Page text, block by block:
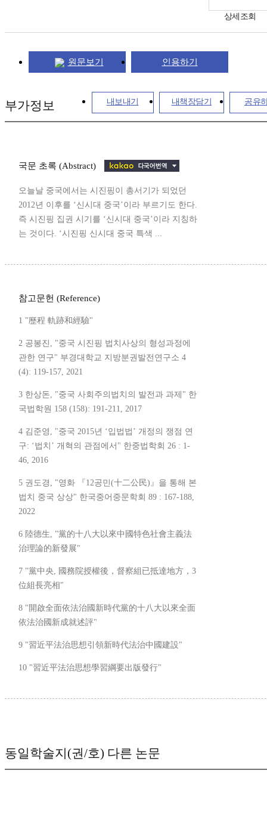
상세조회
원문보기 인용하기
내보내기 내책장담기 공유
부가정보
국문 초록 (Abstract)
오늘날 중국에서는 시진핑이 총서기가 되었던
2012년 이후를 ‘신시대 중국’이라 부르기도 한다.
즉 시진핑 집권 시기를 ‘신시대 중국’이라 지칭하
는 것이다. ‘시진핑 신시대 중국 특색 ...
참고문헌 (Reference)
1 "歷程 軌跡和經驗"
2 공봉진, "중국 시진핑 법치사상의 형성과정에
관한 연구" 부경대학교 지방분권발전연구소 4
(4): 119-157, 2021
3 한상돈, "중국 사회주의법치의 발전과 과제" 한
국법학원 158 (158): 191-211, 2017
4 김준영, "중국 2015년 ‘입법법’ 개정의 쟁점 연
구: ‘법치’ 개혁의 관점에서" 한중법학회 26 : 1-
46, 2016
5 권도경, "영화 『12공민(十二公民)』을 통해 본
법치 중국 상상" 한국중어중문학회 89 : 167-188,
2022
6 陸德生, "黨的十八大以來中國特色社會主義法
治理論的新發展"
7 "黨中央, 國務院授權後，督察組已抵達地方，3
位組長亮相"
8 "開啟全面依法治國新時代黨的十八大以來全面
依法治國新成就述評"
9 "習近平法治思想引領新時代法治中國建設"
10 "習近平法治思想學習綱要出版發行"
동일학술지(권/호) 다른 논문